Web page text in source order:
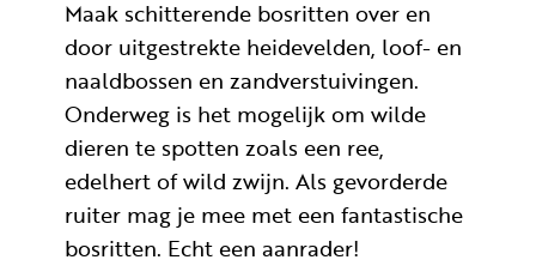
Maak schitterende bosritten over en
door uitgestrekte heidevelden, loof- en
naaldbossen en zandverstuivingen.
Onderweg is het mogelijk om wilde
dieren te spotten zoals een ree,
edelhert of wild zwijn. Als gevorderde
ruiter mag je mee met een fantastische
bosritten. Echt een aanrader!